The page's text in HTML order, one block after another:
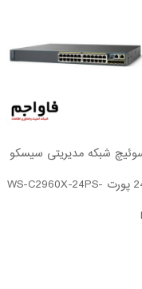
شبکه مدیریتی سیسکو
24 پورت WS-C2960X-24PS-